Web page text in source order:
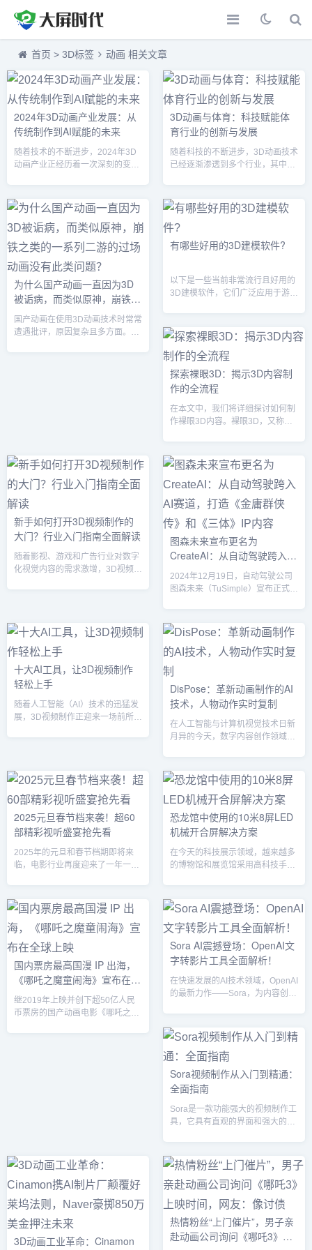
首页 > 3D标签 动画 相关文章
2024年3D动画产业发展：从
传统制作到AI赋能的未来
随着技术的不断进步，2024年3D
动画产业正经历着一次深刻的变
（AI）辅助制作，3D动画的生产流
程、创作方式和呈现效果都发生了
翻天覆地的变化。AI技术不仅提升
了动画制作的效率，还赋予了创作
者更大的创意自由，带来了前所未
有的沉浸式体验。这一转变不仅重
新定义了动画行业的生产模式，也
推动着整个娱乐产业的创新与发
展。1. 传统3D动画制作：技术...
3D动画与体育：科技赋能体
育行业的创新与发展
随着科技的不断进步，3D动画技术
已经逐渐渗透到多个行业，其中，
带来了革命性的变化，还在体育训
练、运动分析和观众体验等方面发
挥了巨大的作用。今天，我们将深
入探讨3D动画如何与体育行业结
合，推动体育产业的创新与发展。
型3D动画技术通过计算机生成的三
维图像和虚拟场景，能够为观众提
在...
为什么国产动画一直因为3D
被诟病，而类似原神，崩铁之
类的一系列二游的过场动画没
有此类问题？
国产动画在使用3D动画技术时常常
遭遇批评，原因复杂且多方面。相
在尝试3D技术时，往往过度依赖真
实主义和细节的呈现，缺乏对动
画...
有哪些好用的3D建模软件?
以下是一些当前非常流行且好用的
3D建模软件，它们广泛应用于游
景。你可以根据自己的需求选择合
适的软件：1. Blender适用领域：
3D建模、雕刻、动画、渲染、视频
剪辑优点：缺点：2. Autodesk
Maya适用领域：动画、影视、游
戏设计、虚拟现实优点：缺点：3.
Autodesk 3ds Max适用领域：游
戏、建筑可视化、动画优点：缺...
探索裸眼3D：揭示3D内容制
作的全流程
在本文中，我们将详细探讨如何制
作裸眼3D内容。裸眼3D，又称为
项技术在广告、影视、教育和游戏
等多个领域得到了广泛应用，拥有
非常高的商业价值。接下来，我们
将逐步了解如何制作这种令人惊叹
的视觉内容。理解裸眼3D技术在开
始制作裸眼3D内容之前，掌握其核
心技术极为重要。裸眼3D通过特定
的屏幕显示技术传递立体图像。目
前流行的技术主要有视差屏障和
柱...
新手如何打开3D视频制作的
大门？行业入门指南全面解读
随着影视、游戏和广告行业对数字
化视觉内容的需求激增，3D视频制
助新手搭建从零开始的职业框架。
3D视频制作的行业前景3D视频制
作涵盖影视动画、游戏开发、广告
创意、建筑可视化等多个领域。在
裸眼3D、虚拟现实（VR）和实时
攀升。尤其是近年来，诸如虚拟制
作...
图森未来宣布更名为
CreateAI：从自动驾驶跨入AI
赛道，打造《金庸群侠传》和
《三体》IP内容
2024年12月19日，自动驾驶公司
图森未来（TuSimple）宣布正式更
新的品牌转型标志着图森未来正式
进入了人工智能行业，力图通过创
新的AI技术，重塑娱乐和创意内容
的生产方式。全新品牌，全面转型
图森未来此次更名为CreateAI，不
仅意味着公司在自动驾驶领域的探
索将继续发展，还展示了其在生成
十大AI工具，让3D视频制作
轻松上手
随着人工智能（AI）技术的迅猛发
展，3D视频制作正迎来一场前所未
捷。从角色建模到动画设计，从场
景渲染到视频生成，AI工具为创作
者们提供了强大的支持，帮助他们
以更少的时间和成本，创造出精美
的3D视频内容。本文将详细介绍
了3D视频创作的流程，还...
DisPose：革新动画制作的AI
技术，人物动作实时复制
在人工智能与计算机视觉技术日新
月异的今天，数字内容创作领域迎
的广泛关注。该技术通过输入动作
视频和参考人物图像，即可实现让
参考人物执行视频中的动作，为动
画制作提供了前所未有的控制性和
表现力。传统动画生成的局限传统
的动画制作和人物动作捕捉方法多
依赖于稀疏的骨骼姿态信息或有限
的运动数据。这些方法在生成动态
表现...
2025元旦春节档来袭！超60
部精彩视听盛宴抢先看
2025年的元旦和春节档期即将来
临，电影行业再度迎来了一年一度
场，带给观众一场视觉与听觉的双
重盛宴。从跨年喜剧到史诗巨制，
从温情家庭片到冒险科幻电影，各
种题材应有尽有，满足不同观众的
需求。1. 星光璀璨，顶级大制作强
势来袭2025年元旦春节档的电影阵
容堪称豪华，各大影业公司纷纷推
决》、《神秘岛：重启传说》以
及...
恐龙馆中使用的10米8屏LED
机械开合屏解决方案
在今天的科技展示领域，越来越多
的博物馆和展览馆采用高科技手段
的展示技术，10米8屏LED机械开
合屏不仅提升了展馆的互动性和视
觉效果，还为观众带来了身临其境
的感官体验。由宇扬电子精心设计
和安装的这块开合屏，凭借其震撼
的画面效果、灵活的开合设计，以
及结合恐龙主题的创新展示形式，
为游客创造了一个全新的视觉世
撼视觉...
国内票房最高国漫 IP 出海，
《哪吒之魔童闹海》宣布在全
球上映
继2019年上映并创下超50亿人民
币票房的国产动画电影《哪吒之魔
Sora AI震撼登场：OpenAI文
字转影片工具全面解析！
在快速发展的AI技术领域，OpenAI
的最新力作——Sora，为内容创作
是营销推广、教育培训，还是娱乐
内容创作，Sora都能轻松应对，让
你无需专业的视频制作技能，也能
快速制作出高质量的影片。如果你
想了解如何使用Sora进行创作，或
者想知道如何为它编写优质的文
案，那么这篇文章将为你详细解
析。一、什么是Sora？Sora是
Sora视频制作从入门到精通：
全面指南
Sora是一款功能强大的视频制作工
具，它具有直观的界面和强大的编
带您了解如何从入门到精通地使用
Sora进行视频制作。一、Sora简介
Sora是一款视频制作与编辑软件，
适用于Windows和Mac平台。它提
供了一系列专业的视频编辑功能，
包括视频剪辑、特效、音频调节、
字幕、过渡效果等。Sora以其简洁
3D动画工业革命：Cinamon
热情粉丝“上门催片”，男子亲
赴动画公司询问《哪吒3》上